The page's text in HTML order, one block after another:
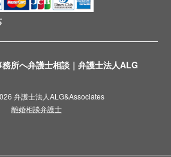
所へ弁護士相談｜弁護士法人ALG
弁護士法人ALG&Associates
離婚相談弁護士